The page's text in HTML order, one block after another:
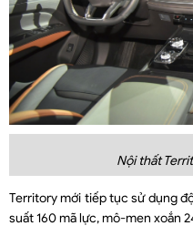
Nội thất
Territory mới tiếp tục sử dụng
suất 160 mã lực, mô-men xoắn